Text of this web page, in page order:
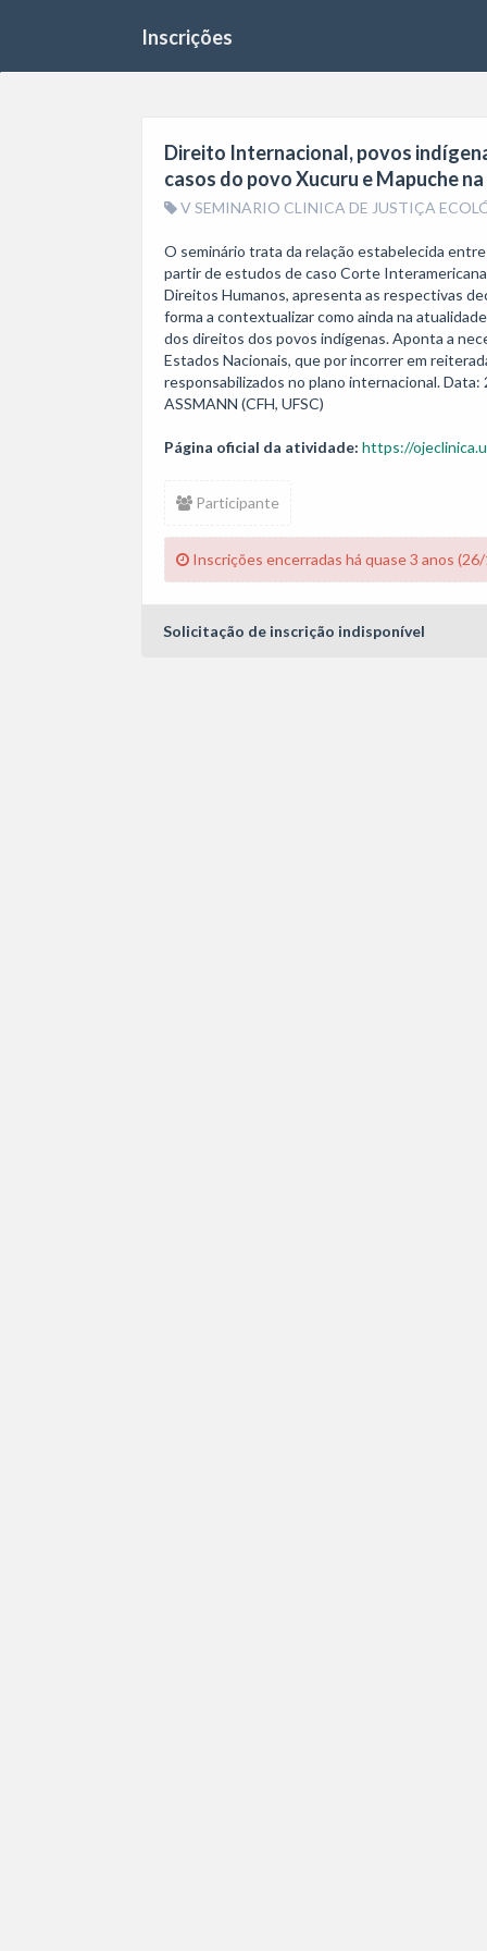
Inscrições
Direito Internacional, povos
casos do povo Xucuru e Mapuche
V SEMINARIO CLINICA DE JUSTIÇA
O seminário trata da relação estabelecida
partir de estudos de caso Corte
Direitos Humanos, apresenta as respectivas
forma a contextualizar como ainda na
dos direitos dos povos indígenas. Aponta a
Estados Nacionais, que por incorrer em
responsabilizados no plano internacional.
Página oficial da atividade: https://
Participante
Inscrições encerradas há quase 3 anos
Solicitação de inscrição indisponível